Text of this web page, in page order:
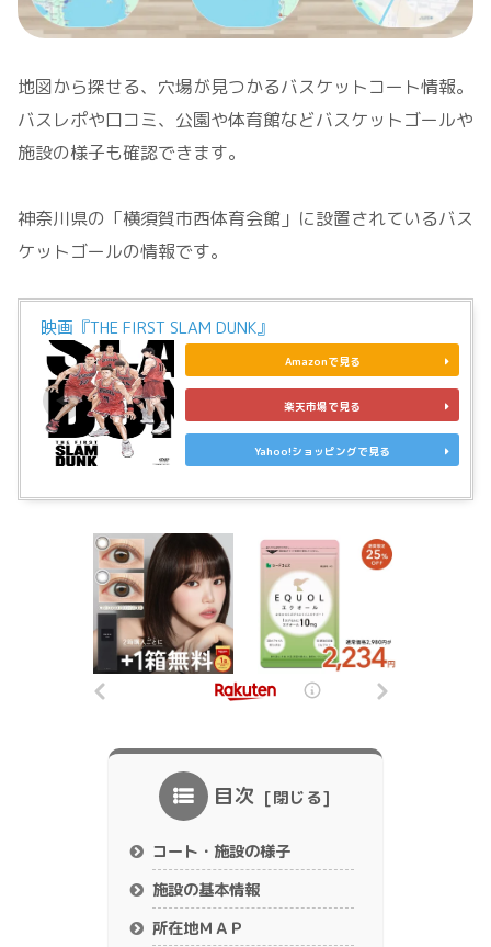
地図から探せる、穴場が見つかるバスケットコート情報。
バスレポや口コミ、公園や体育館などバスケットゴールや
施設の様子も確認できます。
神奈川県の「横須賀市西体育会館」に設置されているバス
ケットゴールの情報です。
映画『THE FIRST SLAM DUNK』
Amazonで見る
楽天市場で見る
Yahoo!ショッピングで見る
目次
コート・施設の様子
施設の基本情報
所在地ＭＡＰ